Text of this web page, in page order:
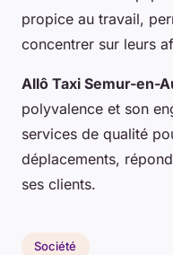
propice au travail,
concentrer sur leurs
Allô Taxi Semur-en-
polyvalence et son
services de qualité
déplacements,
ses clients.
Société